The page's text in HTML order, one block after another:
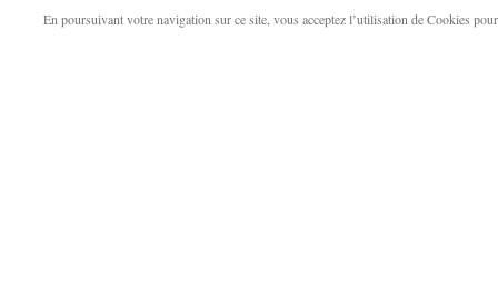
En poursuivant votre navigation sur ce site, vous acceptez l’utilisation de Cookies